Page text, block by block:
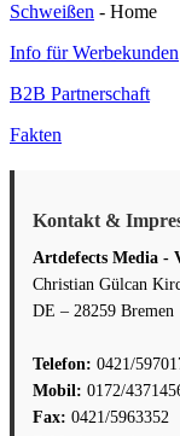
Schweißen - Home
Info für Werbekunden
B2B Partnerschaft
Fakten
Kontakt &
Artdefects Media -
Christian Gülcan
DE – 28259 Bremen
Telefon: 0421/
Mobil: 0172/
Fax: 0421/5963352